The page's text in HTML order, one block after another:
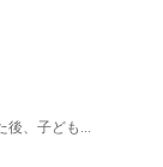
後、子ども...